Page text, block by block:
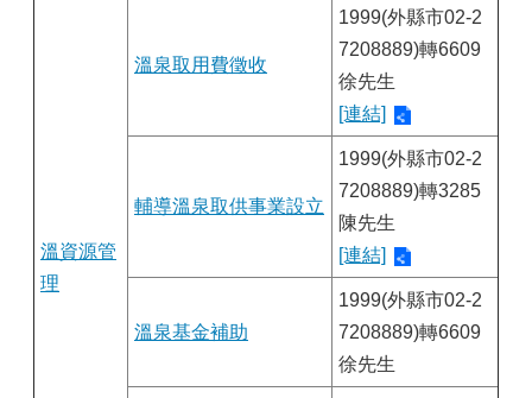
溫資源管
理
溫泉取用費徵收
1999(外縣市02-2
7208889)轉6609
徐先生
[連結]
輔導溫泉取供事業設立
1999(外縣市02-2
7208889)轉3285
陳先生
[連結]
溫泉基金補助
1999(外縣市02-2
7208889)轉6609
徐先生